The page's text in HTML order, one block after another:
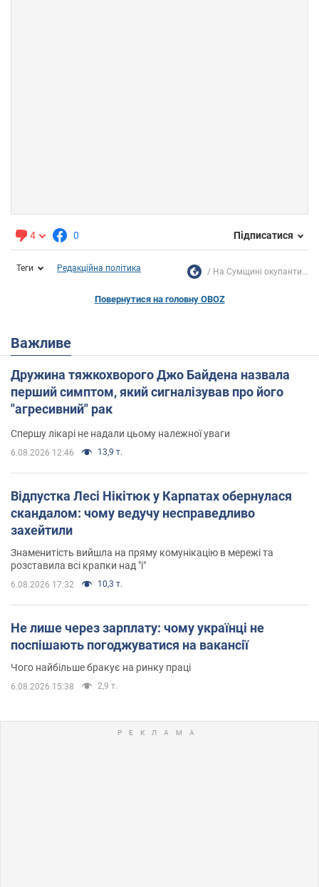
4 0 Підписатися
Теги Редакційна політика На Сумщині окупанти...
Повернутися на головну OBOZ
Важливе
Дружина тяжкохворого Джо Байдена назвала
перший симптом, який сигналізував про його
"агресивний" рак
Спершу лікарі не надали цьому належної уваги
6.08.2026 12:46 13,9 т.
Відпустка Лесі Нікітюк у Карпатах обернулася
скандалом: чому ведучу несправедливо
захейтили
Знаменитість вийшла на пряму комунікацію в мережі та
розставила всі крапки над "і"
6.08.2026 17:32 10,3 т.
Не лише через зарплату: чому українці не
поспішають погоджуватися на вакансії
Чого найбільше бракує на ринку праці
6.08.2026 15:38 2,9 т.